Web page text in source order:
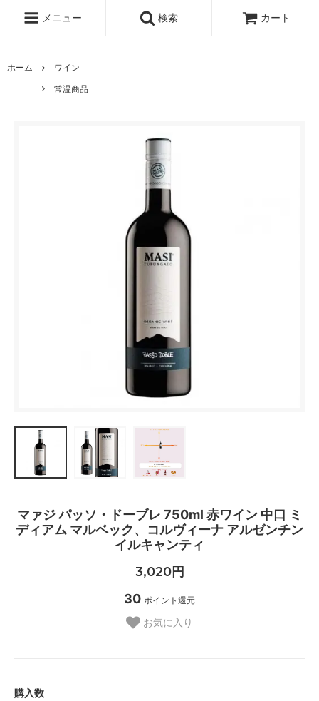
メニュー 検索 カート
ホーム
ワイン
常温商品
マァジ パッソ・ドーブレ 750ml 赤ワイン 中口 ミ
ディアム マルベック、コルヴィーナ アルゼンチン
イルキャンティ
3,020円
30 ポイント還元
お気に入り
購入数